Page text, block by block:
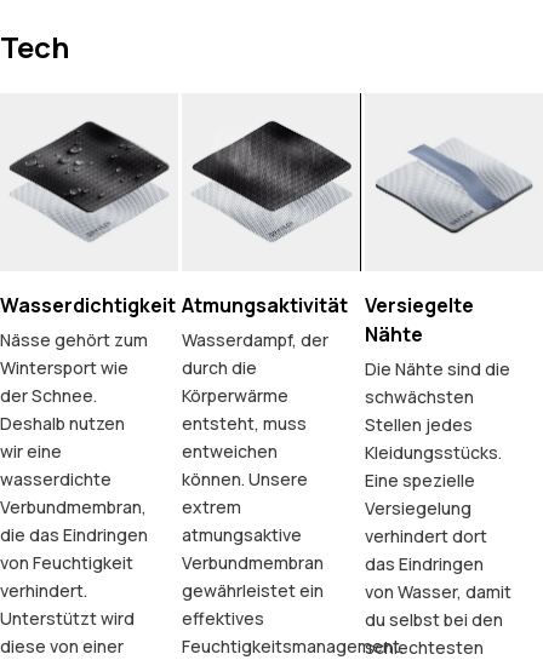
Tech
Wasserdichtigkeit
Nässe gehört zum
Wintersport wie
der Schnee.
Deshalb nutzen
wir eine
wasserdichte
Verbundmembran,
die das Eindringen
von Feuchtigkeit
verhindert.
Unterstützt wird
diese von einer
Atmungsaktivität
Wasserdampf, der
durch die
Körperwärme
entsteht, muss
entweichen
können. Unsere
extrem
atmungsaktive
Verbundmembran
gewährleistet ein
effektives
Feuchtigkeitsmanagement.
Versiegelte
Nähte
Die Nähte sind die
schwächsten
Stellen jedes
Kleidungsstücks.
Eine spezielle
Versiegelung
verhindert dort
das Eindringen
von Wasser, damit
du selbst bei den
schlechtesten